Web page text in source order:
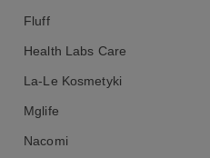
Fluff
Health Labs Care
La-Le Kosmetyki
Mglife
Nacomi